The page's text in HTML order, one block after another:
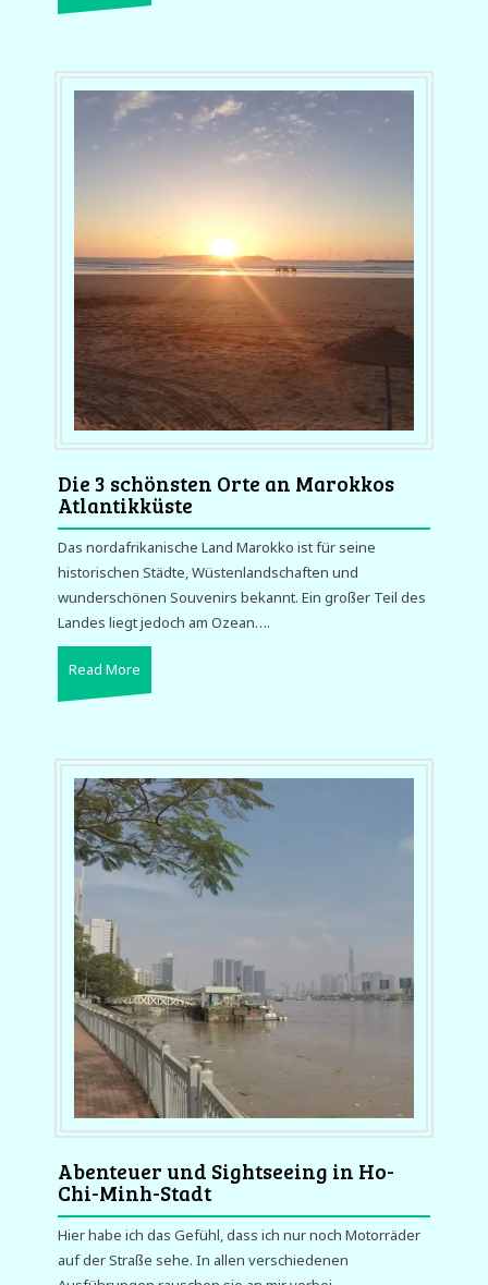
Die 3 schönsten Orte an Marokkos
Atlantikküste
Das nordafrikanische Land Marokko ist für seine
historischen Städte, Wüstenlandschaften und
wunderschönen Souvenirs bekannt. Ein großer Teil des
Landes liegt jedoch am Ozean….
Read More
Abenteuer und Sightseeing in Ho-
Chi-Minh-Stadt
Hier habe ich das Gefühl, dass ich nur noch Motorräder
auf der Straße sehe. In allen verschiedenen